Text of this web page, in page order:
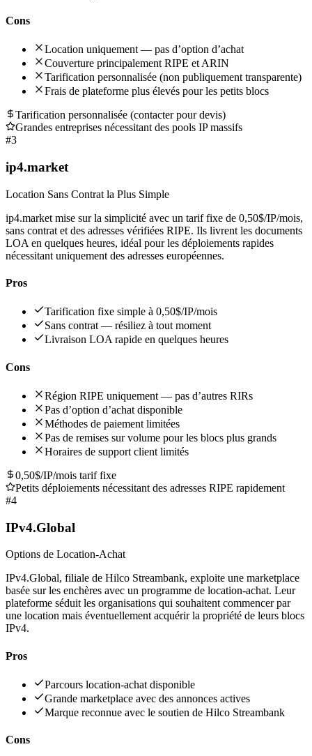
Cons
Location uniquement — pas d’option d’achat
Couverture principalement RIPE et ARIN
Tarification personnalisée (non publiquement transparente)
Frais de plateforme plus élevés pour les petits blocs
Tarification personnalisée (contacter pour devis)
Grandes entreprises nécessitant des pools IP massifs
#3
ip4.market
Location Sans Contrat la Plus Simple
ip4.market mise sur la simplicité avec un tarif fixe de 0,50$/IP/mois,
sans contrat et des adresses vérifiées RIPE. Ils livrent les documents
LOA en quelques heures, idéal pour les déploiements rapides
nécessitant uniquement des adresses européennes.
Pros
Tarification fixe simple à 0,50$/IP/mois
Sans contrat — résiliez à tout moment
Livraison LOA rapide en quelques heures
Cons
Région RIPE uniquement — pas d’autres RIRs
Pas d’option d’achat disponible
Méthodes de paiement limitées
Pas de remises sur volume pour les blocs plus grands
Horaires de support client limités
0,50$/IP/mois tarif fixe
Petits déploiements nécessitant des adresses RIPE rapidement
#4
IPv4.Global
Options de Location-Achat
IPv4.Global, filiale de Hilco Streambank, exploite une marketplace
basée sur les enchères avec un programme de location-achat. Leur
plateforme séduit les organisations qui souhaitent commencer par
une location mais éventuellement acquérir la propriété de leurs blocs
IPv4.
Pros
Parcours location-achat disponible
Grande marketplace avec des annonces actives
Marque reconnue avec le soutien de Hilco Streambank
Cons